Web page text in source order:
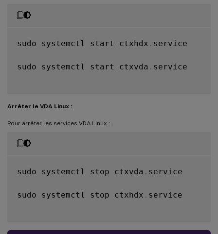
sudo systemctl start ctxhdx . service
sudo systemctl start ctxvda . service
Arrêter le VDA Linux :
Pour arrêter les services VDA Linux :
sudo systemctl stop ctxvda . service
sudo systemctl stop ctxhdx . service